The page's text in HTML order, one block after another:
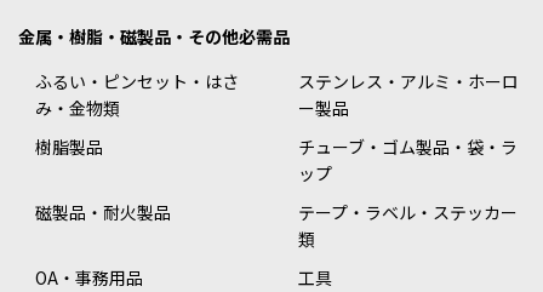
金属・樹脂・磁製品・その他必需品
ふるい・ピンセット・はさ
み・金物類
ステンレス・アルミ・ホーロ
ー製品
樹脂製品
チューブ・ゴム製品・袋・ラ
ップ
磁製品・耐火製品
テープ・ラベル・ステッカー
類
OA・事務用品
工具